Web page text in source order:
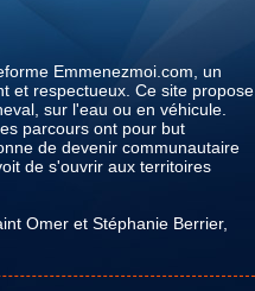
Emmenezmoi.com, un
et respectueux. Ce site propose
sur l'eau ou en véhicule.
parcours ont pour but
de devenir communautaire
de s'ouvrir aux territoires
Omer et Stéphanie Berrier,